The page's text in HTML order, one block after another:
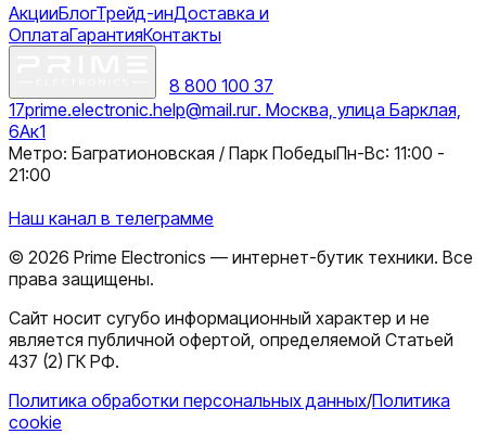
АкцииБлогТрейд-инДоставка и
ОплатаГарантияКонтакты
8 800 100 37
17prime.electronic.help@mail.ruг. Москва, улица Барклая,
6Ак1
Метро: Багратионовская / Парк ПобедыПн-Вс: 11:00 -
21:00
Наш канал в телеграмме
© 2026 Prime Electronics — интернет-бутик техники. Все
права защищены.
Сайт носит сугубо информационный характер и не
является публичной офертой, определяемой Статьей
437 (2) ГК РФ.
Политика обработки персональных данных/Политика
cookie